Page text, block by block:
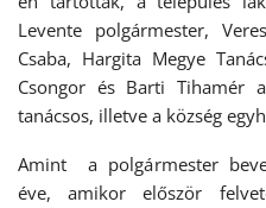
Levente polgármester,
Csaba, Hargita Megye
Csongor és Barti Tihamér
tanácsos, illetve a község
Amint a polgármester
éve, amikor először